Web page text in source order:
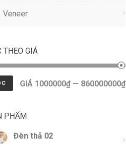
Veneer
THEO GIÁ
GIÁ 1000000₫ — 860000000₫
PHẨM
Đèn thả 02